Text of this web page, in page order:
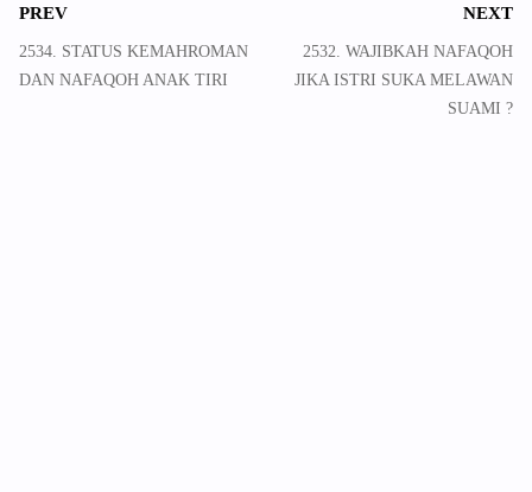
PREV
2534. STATUS KEMAHROMAN
DAN NAFAQOH ANAK TIRI
NEXT
2532. WAJIBKAH NAFAQOH
JIKA ISTRI SUKA MELAWAN
SUAMI ?